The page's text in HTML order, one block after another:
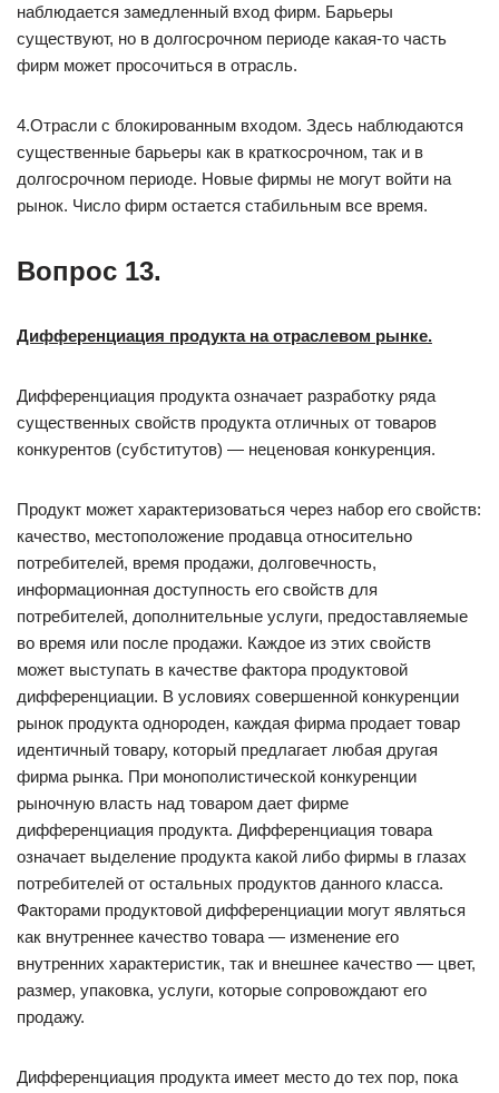
наблюдается замедленный вход фирм. Барьеры
существуют, но в долгосрочном периоде какая-то часть
фирм может просочиться в отрасль.
4.Отрасли с блокированным входом. Здесь наблюдаются
существенные барьеры как в краткосрочном, так и в
долгосрочном периоде. Новые фирмы не могут войти на
рынок. Число фирм остается стабильным все время.
Вопрос 13.
Дифференциация продукта на отраслевом рынке.
Дифференциация продукта означает разработку ряда
существенных свойств продукта отличных от товаров
конкурентов (субститутов) — неценовая конкуренция.
Продукт может характеризоваться через набор его свойств:
качество, местоположение продавца относительно
потребителей, время продажи, долговечность,
информационная доступность его свойств для
потребителей, дополнительные услуги, предоставляемые
во время или после продажи. Каждое из этих свойств
может выступать в качестве фактора продуктовой
дифференциации. В условиях совершенной конкуренции
рынок продукта однороден, каждая фирма продает товар
идентичный товару, который предлагает любая другая
фирма рынка. При монополистической конкуренции
рыночную власть над товаром дает фирме
дифференциация продукта. Дифференциация товара
означает выделение продукта какой либо фирмы в глазах
потребителей от остальных продуктов данного класса.
Факторами продуктовой дифференциации могут являться
как внутреннее качество товара — изменение его
внутренних характеристик, так и внешнее качество — цвет,
размер, упаковка, услуги, которые сопровождают его
продажу.
Дифференциация продукта имеет место до тех пор, пока